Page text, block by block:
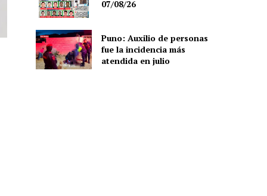
07/08/26
Puno: Auxilio de personas
fue la incidencia más
atendida en julio